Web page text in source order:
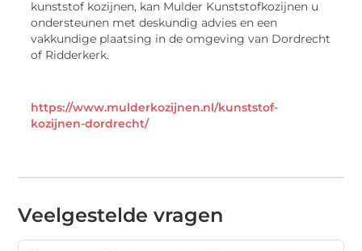
kunststof kozijnen, kan Mulder Kunststofkozijnen u
ondersteunen met deskundig advies en een
vakkundige plaatsing in de omgeving van Dordrecht
of Ridderkerk.
https://www.mulderkozijnen.nl/kunststof-
kozijnen-dordrecht/
Veelgestelde vragen